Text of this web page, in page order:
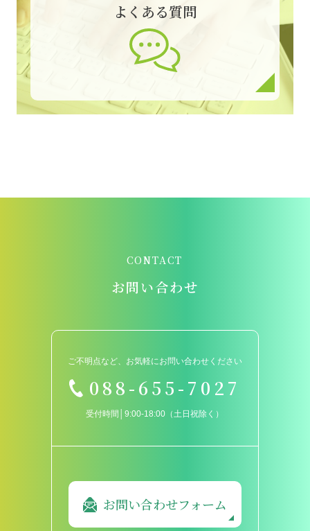
よくある質問
CONTACT
お問い合わせ
ご不明点など、お気軽にお問い合わせください
088-655-7027
受付時間│9:00-18:00（土日祝除く）
お問い合わせフォーム